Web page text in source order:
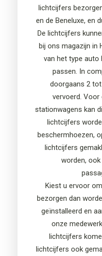
lichtcijfers
en de Beneluxe, en
De lichtcijfers
bij ons magazijn in
van het type auto
passen. In
doorgaans 2
vervoerd. Voor
stationwagens kan
lichtcijfers
beschermhoezen,
lichtcijfers
worden,
Kiest u ervoorom
bezorgen dan
geïnstalleerd en
onze
lichtcijfers
lichtcijfers ook